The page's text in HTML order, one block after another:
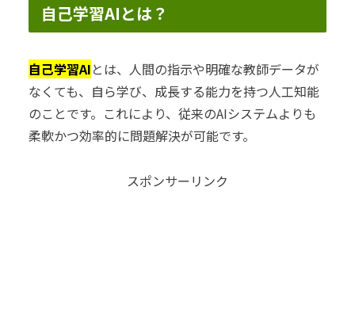
自己学習AIとは？
自己学習AIとは、人間の指示や明確な教師データが
なくても、自ら学び、成長する能力を持つ人工知能
のことです。これにより、従来のAIシステムよりも
柔軟かつ効率的に問題解決が可能です。
スポンサーリンク